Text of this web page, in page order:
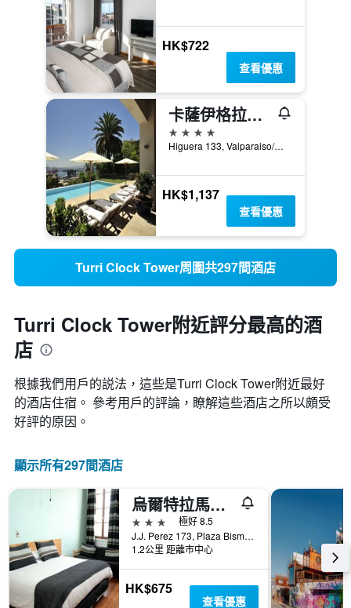
HK$722
查看優惠
卡薩伊格拉斯酒店
4星級
Higuera 133, Valparaiso/瓦爾帕萊索, 智利
HK$1,137
查看優惠
Turri Clock Tower周圍共297間酒店
Turri Clock Tower附近評分最高的酒
店
根據我們用戶的説法，這些是Turri Clock Tower附近最好
的酒店住宿。 參考用戶的評論，瞭解這些酒店之所以頗受
好評的原因。
顯示所有297間酒店
烏爾特拉馬酒店 - 法爾巴拉索
3星級
極好 8.5
J.J. Perez 173, Plaza Bismark, Valparaiso/瓦爾帕萊索, 智利
1.2公里 距離市中心
HK$675
查看優惠